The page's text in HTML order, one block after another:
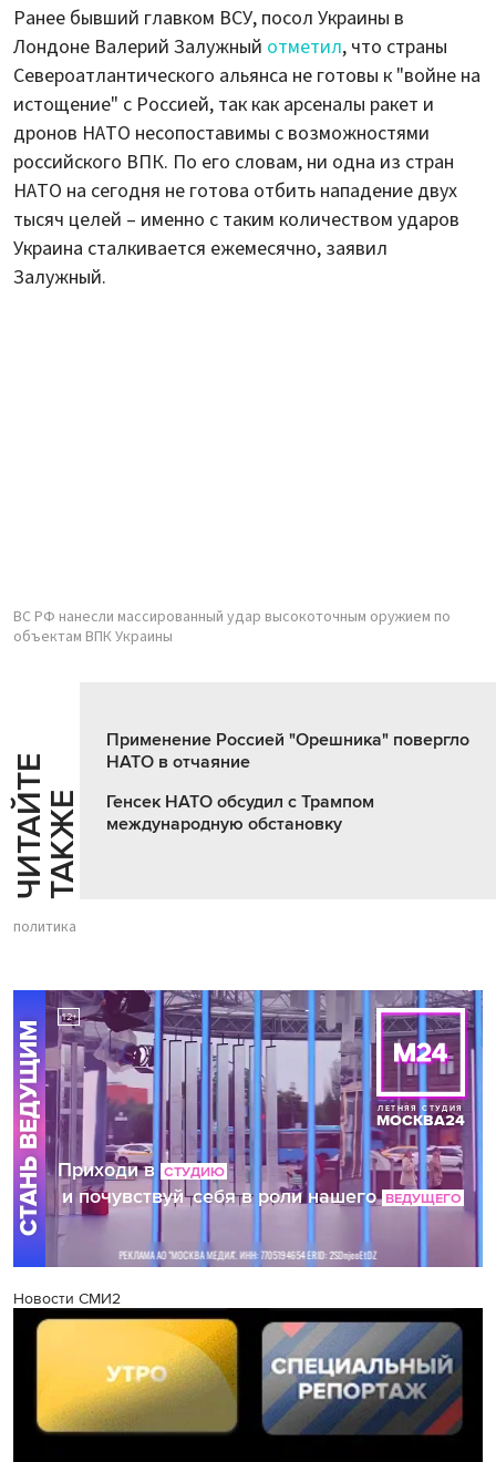
Ранее бывший главком ВСУ, посол Украины в
Лондоне Валерий Залужный отметил, что страны
Североатлантического альянса не готовы к "войне на
истощение" с Россией, так как арсеналы ракет и
дронов НАТО несопоставимы с возможностями
российского ВПК. По его словам, ни одна из стран
НАТО на сегодня не готова отбить нападение двух
тысяч целей – именно с таким количеством ударов
Украина сталкивается ежемесячно, заявил
Залужный.
ВС РФ нанесли массированный удар высокоточным оружием по
объектам ВПК Украины
Ч
И
Т
АЙ
Т
Е
Т
А
К
ЖЕ
Применение Россией "Орешника" повергло
НАТО в отчаяние
Генсек НАТО обсудил с Трампом
международную обстановку
политика
Новости СМИ2